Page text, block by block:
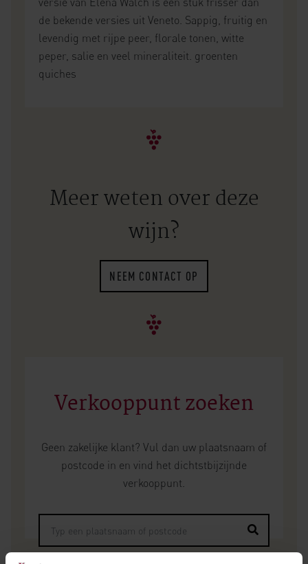
de bekende versies uit Veneto. Sappig, fruitig en
levendig met rijpe peer, florale tonen, witte
peper, salie en veel mineraliteit. groenten
quiches
Meer weten over deze
wijn?
NEEM CONTACT OP
Verkooppunt zoeken
Geen zakelijke klant? Vul dan uw plaatsnaam of
postcode in en vind het dichtstbijzijnde
verkooppunt.